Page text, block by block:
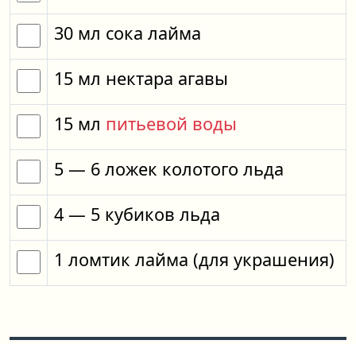
30 мл сока лайма
15 мл нектара агавы
15 мл питьевой воды
5 — 6 ложек колотого льда
4 — 5 кубиков льда
1 ломтик лайма (для украшения)